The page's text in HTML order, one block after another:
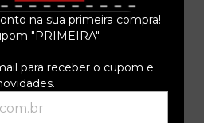
na sua primeira compra!
"PRIMEIRA"
para receber o cupom e